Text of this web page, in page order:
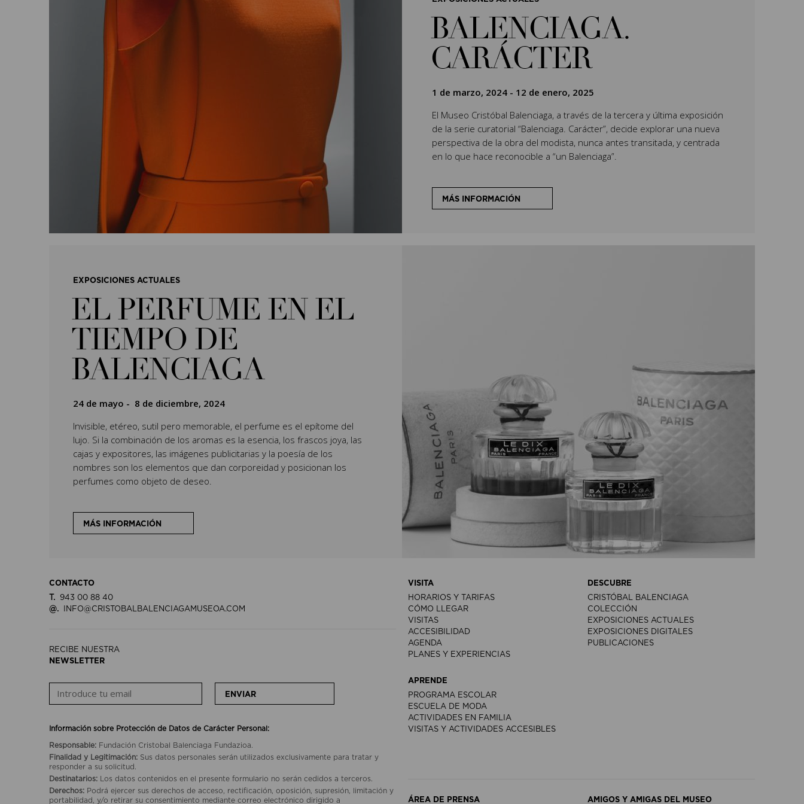
BALENCIAGA.
CARÁCTER
1 de marzo, 2024 - 12 de enero, 2025
El Museo Cristóbal Balenciaga, a través de la tercera y última exposición
de la serie curatorial “Balenciaga. Carácter”, decide explorar una nueva
perspectiva de la obra del modista, nunca antes transitada, y centrada
en lo que hace reconocible a “un Balenciaga”.
MÁS INFORMACIÓN
EXPOSICIONES ACTUALES
EL PERFUME EN EL
TIEMPO DE
BALENCIAGA
24 de mayo - 8 de diciembre, 2024
Invisible, etéreo, sutil pero memorable, el perfume es el epítome del
lujo. Si la combinación de los aromas es la esencia, los frascos joya, las
cajas y expositores, las imágenes publicitarias y la poesía de los
nombres son los elementos que dan corporeidad y posicionan los
perfumes como objeto de deseo.
MÁS INFORMACIÓN
CONTACTO
T.
943 00 88 40
@.
INFO@CRISTOBALBALENCIAGAMUSEOA.COM
RECIBE NUESTRA
NEWSLETTER
ENVIAR
Información sobre Protección de Datos de Carácter Personal:
Responsable: Fundación Cristobal Balenciaga Fundazioa.
Finalidad y Legitimación: Sus datos personales serán utilizados exclusivamente para tratar y
responder a su solicitud.
Destinatarios:
Los datos contenidos en el presente formulario no serán cedidos a terceros.
Derechos: Podrá ejercer sus derechos de acceso, rectificación, oposición, supresión, limitación y
portabilidad, y/o retirar su consentimiento mediante correo electrónico dirigido a
VISITA
HORARIOS Y TARIFAS
CÓMO LLEGAR
VISITAS
ACCESIBILIDAD
AGENDA
PLANES Y EXPERIENCIAS
DESCUBRE
CRISTÓBAL BALENCIAGA
COLECCIÓN
EXPOSICIONES ACTUALES
EXPOSICIONES DIGITALES
PUBLICACIONES
APRENDE
PROGRAMA ESCOLAR
ESCUELA DE MODA
ACTIVIDADES EN FAMILIA
VISITAS Y ACTIVIDADES ACCESIBLES
ÁREA DE PRENSA AMIGOS Y AMIGAS DEL MUSEO